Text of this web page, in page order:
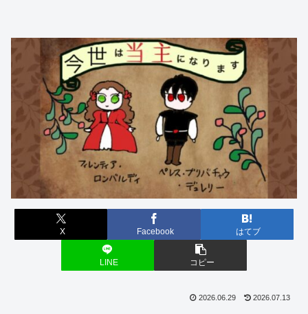
X Facebook はてブ
LINE コピー
2026.06.29 2026.07.13